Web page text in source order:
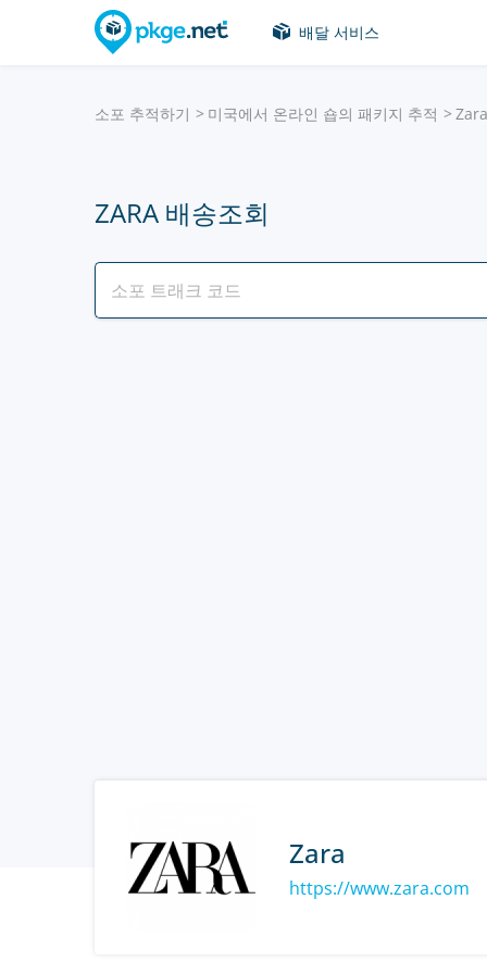
배달 서비스
소포 추적하기 미국에서 온라인 숍의 패키지 추적 Zara
ZARA 배송조회
Zara
https://www.zara.com